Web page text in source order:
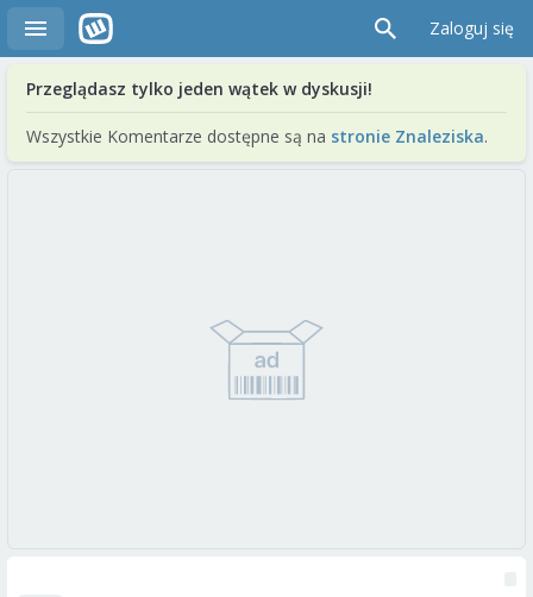
Zaloguj się
Przeglądasz tylko jeden wątek w dyskusji!
Wszystkie Komentarze dostępne są na stronie Znaleziska.